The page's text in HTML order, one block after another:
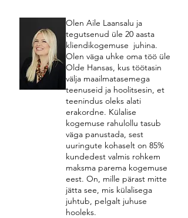
Olen Aile Laansalu ja
tegutsenud üle 20 aasta
kliendikogemuse juhina.
Olen väga uhke oma töö üle
Olde Hansas, kus töötasin
välja maailmatasemega
teenuseid ja hoolitsesin, et
teenindus oleks alati
erakordne. Külalise
kogemuse rahulollu tasub
väga panustada, sest
uuringute kohaselt on 85%
kundedest valmis rohkem
maksma parema kogemuse
eest. On, mille pärast mitte
jätta see, mis külalisega
juhtub, pelgalt juhuse
hooleks.